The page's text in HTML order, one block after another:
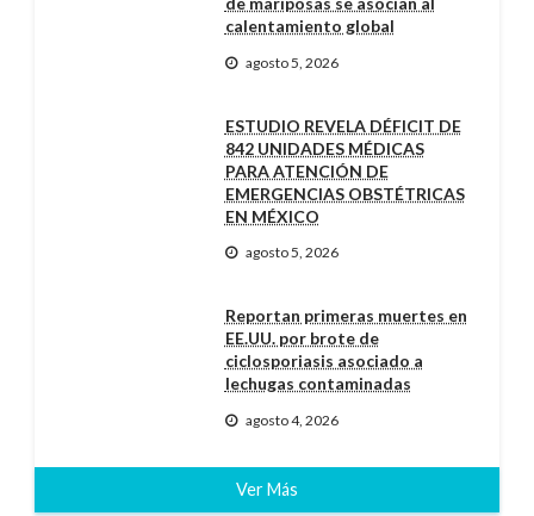
calentamiento global
agosto 5, 2026
ESTUDIO REVELA DÉFICIT DE
842 UNIDADES MÉDICAS
PARA ATENCIÓN DE
EMERGENCIAS OBSTÉTRICAS
EN MÉXICO
agosto 5, 2026
Reportan primeras muertes en
EE.UU. por brote de
ciclosporiasis asociado a
lechugas contaminadas
agosto 4, 2026
Ver Más